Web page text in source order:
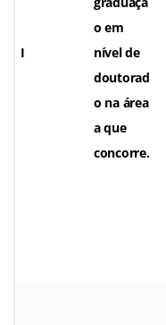
I
o em
nível de
doutorad
o na área
a que
concorre.